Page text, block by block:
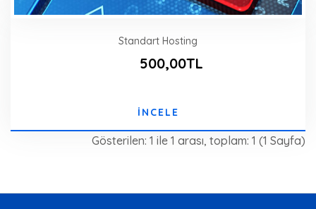
Standart Hosting
500,00TL
İNCELE
Gösterilen: 1 ile 1 arası, toplam: 1 (1 Sayfa)